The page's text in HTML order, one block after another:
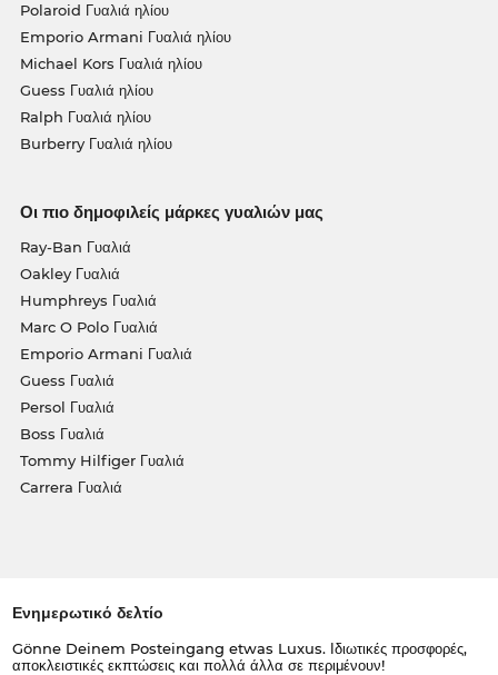
Polaroid Γυαλιά ηλίου
Emporio Armani Γυαλιά ηλίου
Michael Kors Γυαλιά ηλίου
Guess Γυαλιά ηλίου
Ralph Γυαλιά ηλίου
Burberry Γυαλιά ηλίου
Οι πιο δημοφιλείς μάρκες γυαλιών μας
Ray-Ban Γυαλιά
Oakley Γυαλιά
Humphreys Γυαλιά
Marc O Polo Γυαλιά
Emporio Armani Γυαλιά
Guess Γυαλιά
Persol Γυαλιά
Boss Γυαλιά
Tommy Hilfiger Γυαλιά
Carrera Γυαλιά
Ενημερωτικό δελτίο
Gönne Deinem Posteingang etwas Luxus. Ιδιωτικές προσφορές,
αποκλειστικές εκπτώσεις και πολλά άλλα σε περιμένουν!